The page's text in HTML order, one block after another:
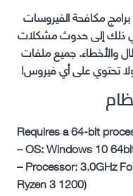
مكافحة الفيروسات
ذلك إلى حدوث مشكلات
والأخطاء. جميع ملفات
Requires a 64-bit
– OS: Windows 10
– Processor: 3.0GHz
Ryzen 3 1200)